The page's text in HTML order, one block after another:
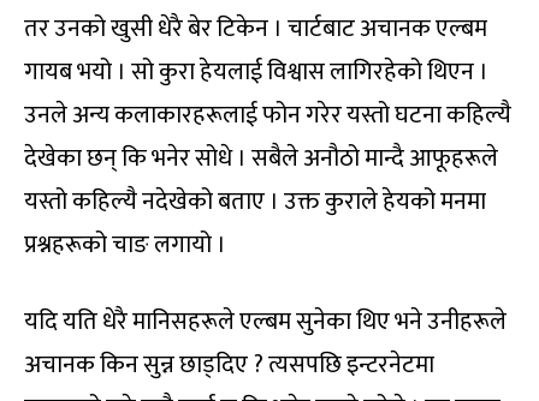
तर उनको खुसी धेरै बेर टिकेन । चार्टबाट अचानक एल्बम
गायब भयो । सो कुरा हेयलाई विश्वास लागिरहेको थिएन ।
उनले अन्य कलाकारहरूलाई फोन गरेर यस्तो घटना कहिल्यै
देखेका छन् कि भनेर सोधे । सबैले अनौठो मान्दै आफूहरूले
यस्तो कहिल्यै नदेखेको बताए । उक्त कुराले हेयको मनमा
प्रश्नहरूको चाङ लगायो ।
यदि यति धेरै मानिसहरूले एल्बम सुनेका थिए भने उनीहरूले
अचानक किन सुन्न छाड्दिए ? त्यसपछि इन्टरनेटमा